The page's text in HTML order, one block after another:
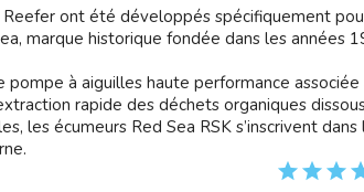
Reefer ont été développés spécifiquement
marque historique fondée dans les
pompe à aiguilles haute performance
rapide des déchets organiques
les écumeurs Red Sea RSK s’inscrivent